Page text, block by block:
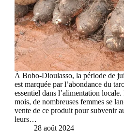
À Bobo-Dioulasso, la période de
est marquée par l’abondance du
essentiel dans l’alimentation locale.
mois, de nombreuses femmes se
vente de ce produit pour subvenir
leurs…
28 août 2024